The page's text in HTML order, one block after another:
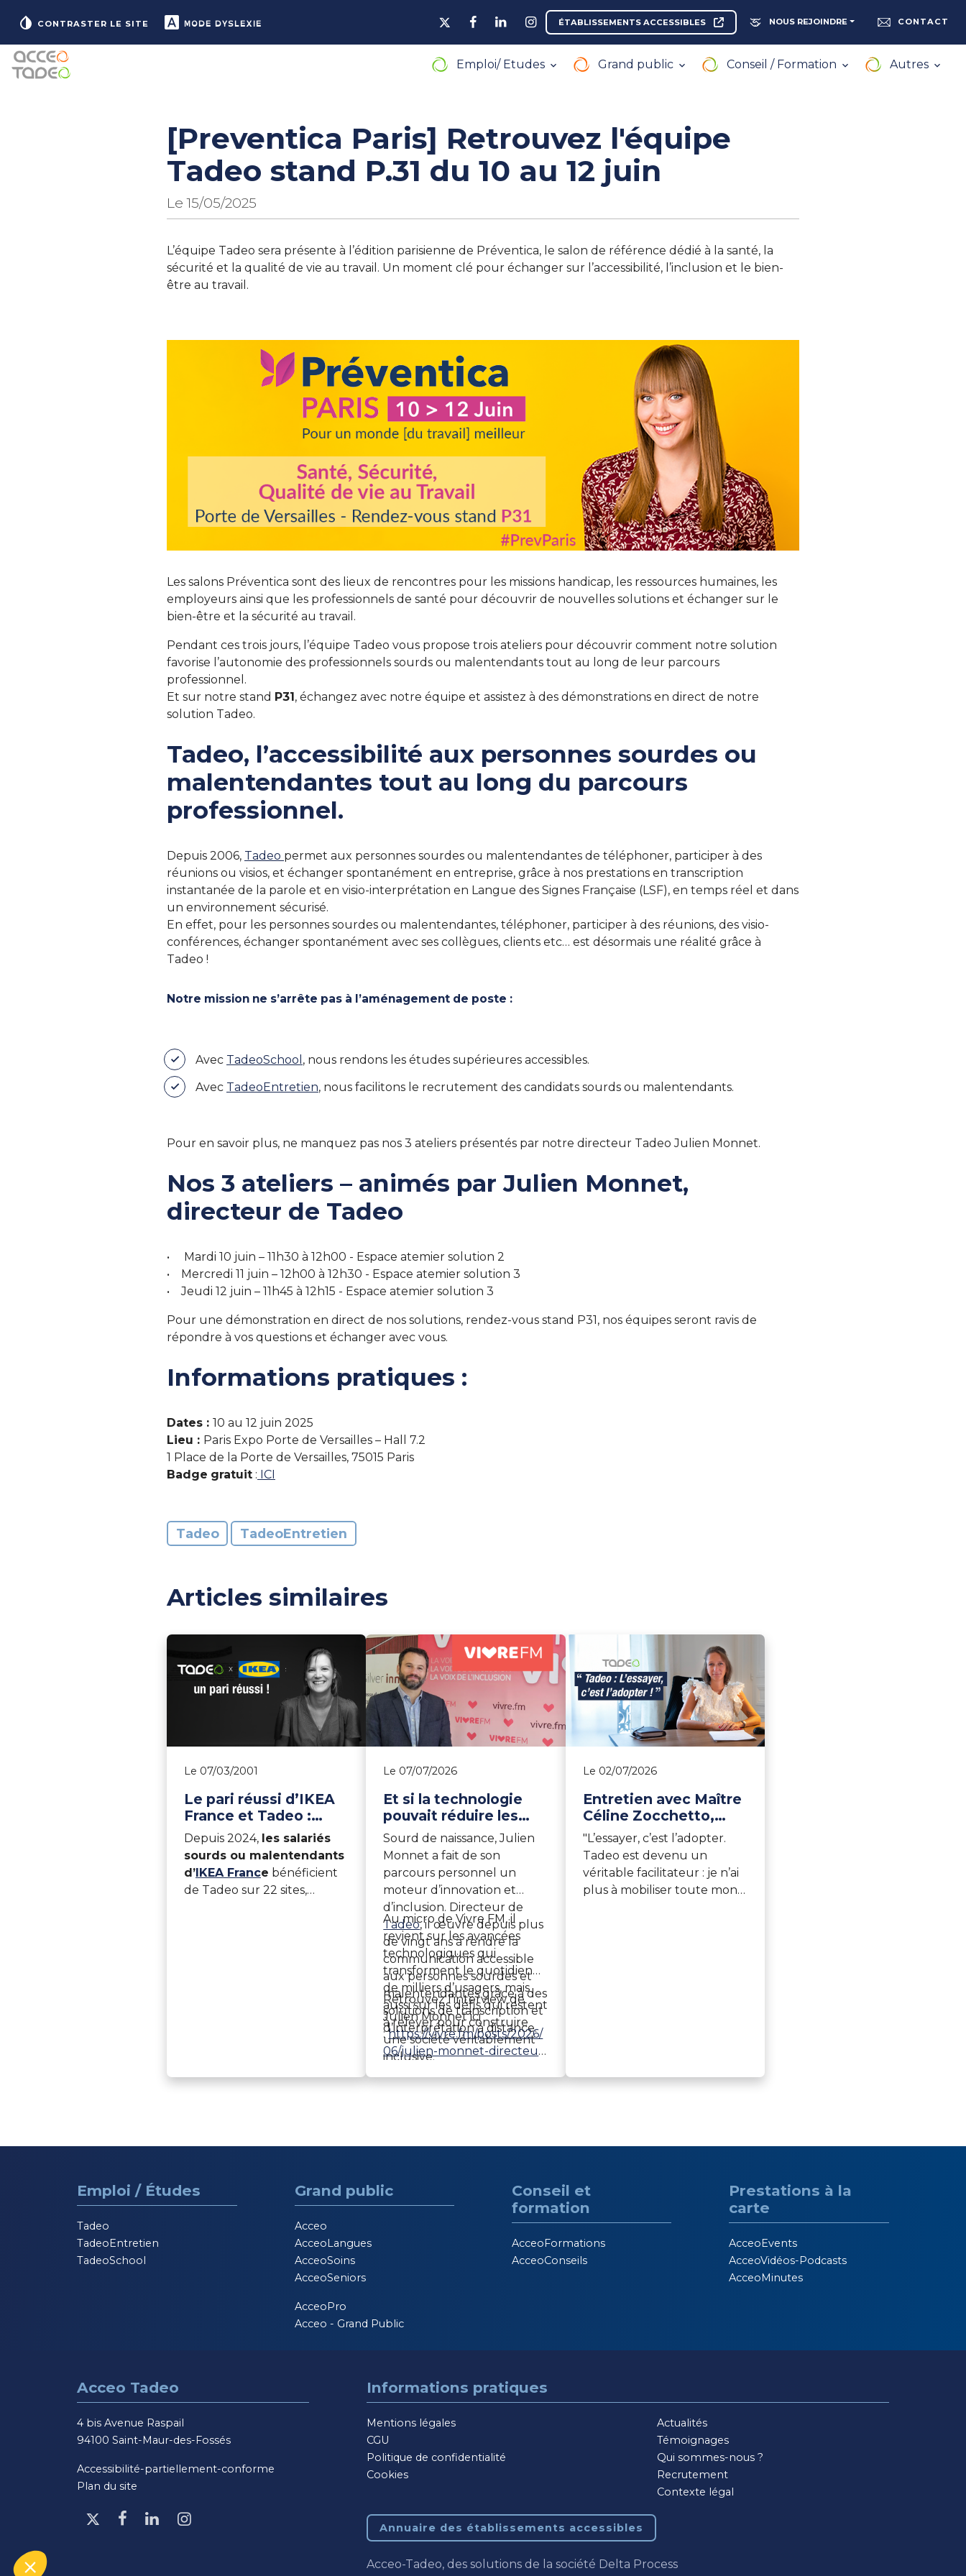
CONTRASTER LE SITE MODE DYSLEXIE ÉTABLISSEMENTS ACCESSIBLES NOUS REJOINDRE CONTACT
Emploi/ Etudes Grand public Conseil / Formation Autres
[Preventica Paris] Retrouvez l'équipe
Tadeo stand P.31 du 10 au 12 juin
Le 15/05/2025
L’équipe Tadeo sera présente à l’édition parisienne de Préventica, le salon de référence dédié à la santé, la
sécurité et la qualité de vie au travail. Un moment clé pour échanger sur l’accessibilité, l’inclusion et le bien-
être au travail.
Les salons Préventica sont des lieux de rencontres pour les missions handicap, les ressources humaines, les
employeurs ainsi que les professionnels de santé pour découvrir de nouvelles solutions et échanger sur le
bien-être et la sécurité au travail.
Pendant ces trois jours, l’équipe Tadeo vous propose trois ateliers pour découvrir comment notre solution
favorise l’autonomie des professionnels sourds ou malentendants tout au long de leur parcours
professionnel.
Et sur notre stand P31 , échangez avec notre équipe et assistez à des démonstrations en direct de notre
solution Tadeo.
Tadeo, l’accessibilité aux personnes sourdes ou
malentendantes tout au long du parcours
professionnel.
Depuis 2006, Tadeo permet aux personnes sourdes ou malentendantes de téléphoner, participer à des
réunions ou visios, et échanger spontanément en entreprise, grâce à nos prestations en transcription
instantanée de la parole et en visio-interprétation en Langue des Signes Française (LSF), en temps réel et dans
un environnement sécurisé.
En effet, pour les personnes sourdes ou malentendantes, téléphoner, participer à des réunions, des visio-
conférences, échanger spontanément avec ses collègues, clients etc… est désormais une réalité grâce à
Tadeo !
Notre mission ne s’arrête pas à l’aménagement de poste :
Avec TadeoSchool , nous rendons les études supérieures accessibles.
Avec TadeoEntretien, nous facilitons le recrutement des candidats sourds ou malentendants.
Pour en savoir plus, ne manquez pas nos 3 ateliers présentés par notre directeur Tadeo Julien Monnet.
Nos 3 ateliers – animés par Julien Monnet,
directeur de Tadeo
• Mardi 10 juin – 11h30 à 12h00 - Espace atemier solution 2
• Mercredi 11 juin – 12h00 à 12h30 - Espace atemier solution 3
• Jeudi 12 juin – 11h45 à 12h15 - Espace atemier solution 3
Pour une démonstration en direct de nos solutions, rendez-vous stand P31, nos équipes seront ravis de
répondre à vos questions et échanger avec vous.
Informations pratiques :
Dates : 10 au 12 juin 2025
Lieu : Paris Expo Porte de Versailles – Hall 7.2
1 Place de la Porte de Versailles, 75015 Paris
Badge gratuit : ICI
Tadeo TadeoEntretien
Articles similaires
Le pari réussi d’IKEA
France et Tadeo :
entretien avec
Dorothée Nguyen
Le 07/03/2001
Depuis 2024, les salariés
sourds ou malentendants
d’IKEA France bénéficient
de Tadeo sur 22 sites,
Et si la technologie
pouvait réduire les
barrières de la surdité
?
Le 07/07/2026
Sourd de naissance, Julien
Monnet a fait de son
parcours personnel un
moteur d’innovation et
d’inclusion. Directeur de
Tadeo, il œuvre depuis plus
de vingt ans à rendre la
communication accessible
aux personnes sourdes et
malentendantes grâce à des
solutions de transcription et
d’interprétation à distance.
Au micro de Vivre FM, il
revient sur les avancées
technologiques qui
transforment le quotidien
de milliers d’usagers, mais
aussi sur les défis qui restent
à relever pour construire
une société véritablement
inclusive.
Retrouvez l'interview de
Julien Monnet ici
:https://vivre.fm/posts/2026/
06/julien-monnet-directeur-
Entretien avec Maître
Céline Zocchetto,
Avocat au Barreau de
Paris et utilisatrice
Tadeo depuis 2021
Le 02/07/2026
"L’essayer, c’est l’adopter.
Tadeo est devenu un
véritable facilitateur : je n’ai
plus à mobiliser toute mon
garantie d’une performance
Emploi / Études
Tadeo
TadeoEntretien
TadeoSchool
Grand public
Acceo
AcceoLangues
AcceoSoins
AcceoSeniors
AcceoPro
Acceo - Grand Public
Conseil et
formation
AcceoFormations
AcceoConseils
Prestations à la
carte
AcceoEvents
AcceoVidéos-Podcasts
AcceoMinutes
Acceo Tadeo
4 bis Avenue Raspail
94100 Saint-Maur-des-Fossés
Accessibilité-partiellement-conforme
Plan du site
Informations pratiques
Mentions légales
CGU
Politique de confidentialité
Cookies
Actualités
Témoignages
Qui sommes-nous ?
Recrutement
Contexte légal
Annuaire des établissements accessibles
Acceo-Tadeo, des solutions de la société Delta Process